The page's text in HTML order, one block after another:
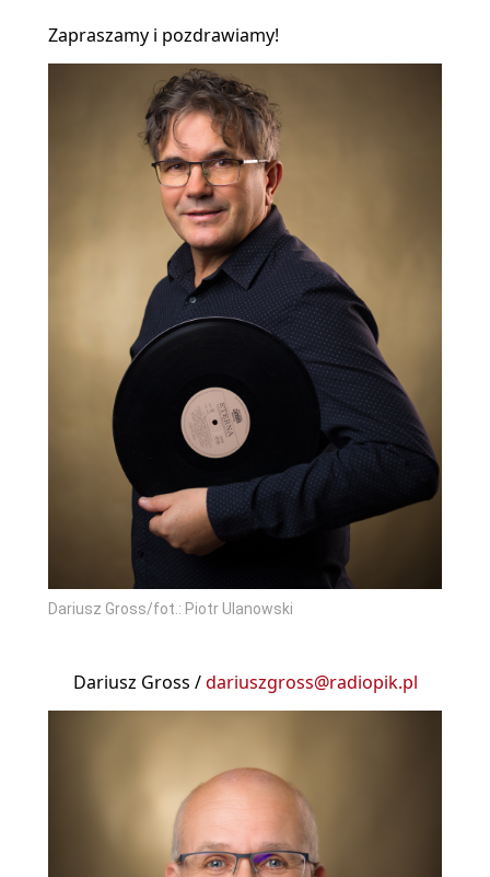
Zapraszamy i pozdrawiamy!
Dariusz Gross/fot.: Piotr Ulanowski
Dariusz Gross /dariuszgross@radiopik.pl